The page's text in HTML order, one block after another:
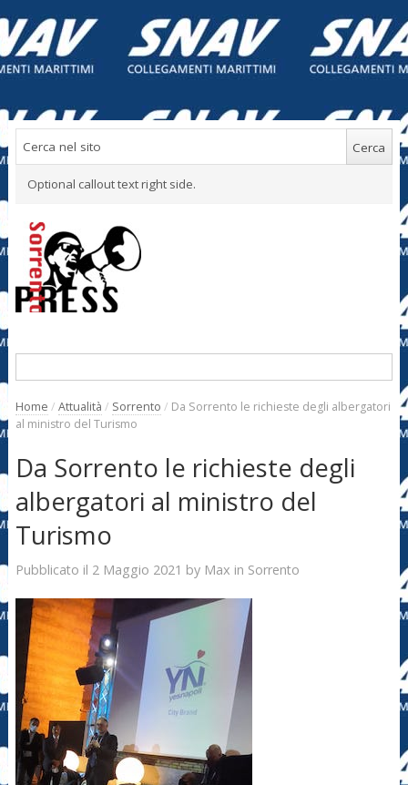
Optional callout text right side.
Home / Attualità / Sorrento / Da Sorrento le richieste degli albergatori
al ministro del Turismo
Da Sorrento le richieste degli
albergatori al ministro del
Turismo
Pubblicato il 2 Maggio 2021 by Max in Sorrento